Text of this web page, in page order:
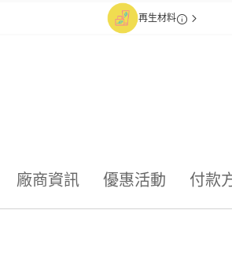
再生材料
廠商資訊 優惠活動 付款